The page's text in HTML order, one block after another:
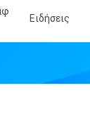
Ειδήσεις